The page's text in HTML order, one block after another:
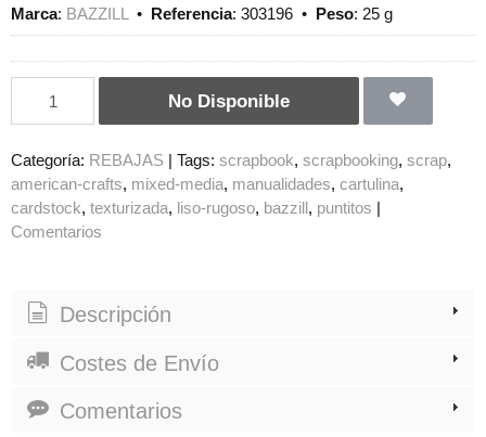
Marca: BAZZILL • Referencia: 303196 • Peso: 25 g
No Disponible
Categoría: REBAJAS | Tags: scrapbook scrapbooking scrap
american-crafts mixed-media manualidades cartulina
cardstock texturizada liso-rugoso bazzill puntitos |
Comentarios
Descripción
Costes de Envío
Comentarios